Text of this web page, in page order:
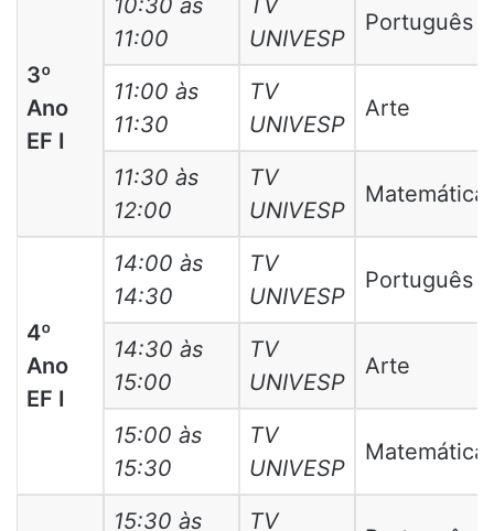
3º
Ano
EF I
10:30 às
11:00
TV
UNIVESP
Português
11:00 às
11:30
TV
UNIVESP
Arte
11:30 às
12:00
TV
UNIVESP
Matemática
4º
Ano
EF I
14:00 às
14:30
TV
UNIVESP
Português
14:30 às
15:00
TV
UNIVESP
Arte
15:00 às
15:30
TV
UNIVESP
Matemática
15:30 às
TV